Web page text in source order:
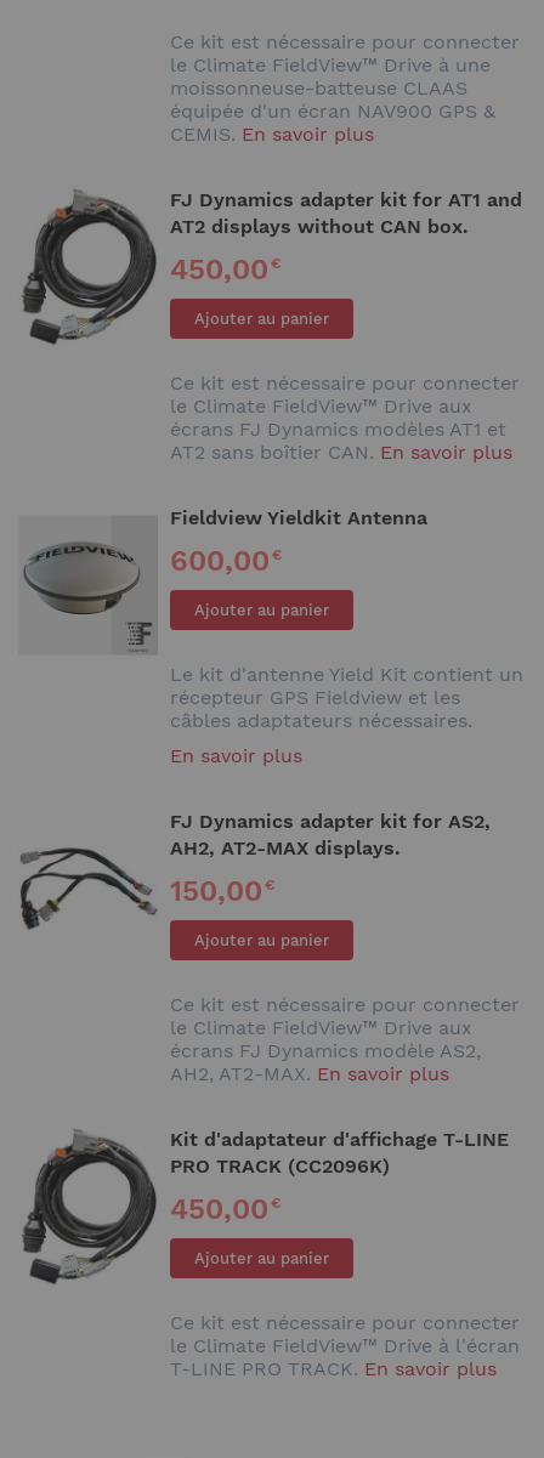
Ce kit est nécessaire pour connecter
le Climate FieldView™ Drive à une
moissonneuse-batteuse CLAAS
équipée d'un écran NAV900 GPS &
CEMIS. En savoir plus
FJ Dynamics adapter kit for AT1 and
AT2 displays without CAN box.
450,00€
Ajouter au panier
Ce kit est nécessaire pour connecter
le Climate FieldView™ Drive aux
écrans FJ Dynamics modèles AT1 et
AT2 sans boîtier CAN. En savoir plus
Fieldview Yieldkit Antenna
600,00€
Ajouter au panier
Le kit d'antenne Yield Kit contient un
récepteur GPS Fieldview et les
câbles adaptateurs nécessaires.
En savoir plus
FJ Dynamics adapter kit for AS2,
AH2, AT2-MAX displays.
150,00€
Ajouter au panier
Ce kit est nécessaire pour connecter
le Climate FieldView™ Drive aux
écrans FJ Dynamics modèle AS2,
AH2, AT2-MAX. En savoir plus
Kit d'adaptateur d'affichage T-LINE
PRO TRACK (CC2096K)
450,00€
Ajouter au panier
Ce kit est nécessaire pour connecter
le Climate FieldView™ Drive à l'écran
T-LINE PRO TRACK. En savoir plus